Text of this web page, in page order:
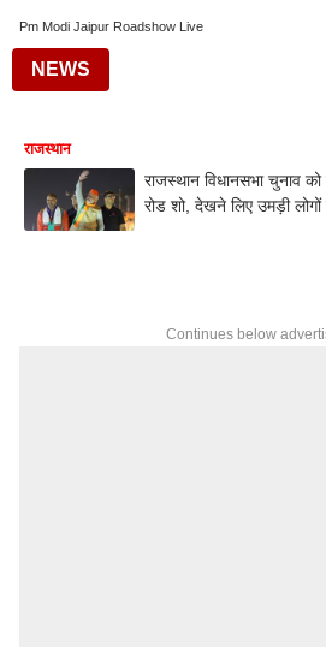
Pm Modi Jaipur Roadshow Live
NEWS
राजस्थान
राजस्थान विधानसभा चुनाव
रोड शो, देखने लिए उमड़ी लोगों
Continues below